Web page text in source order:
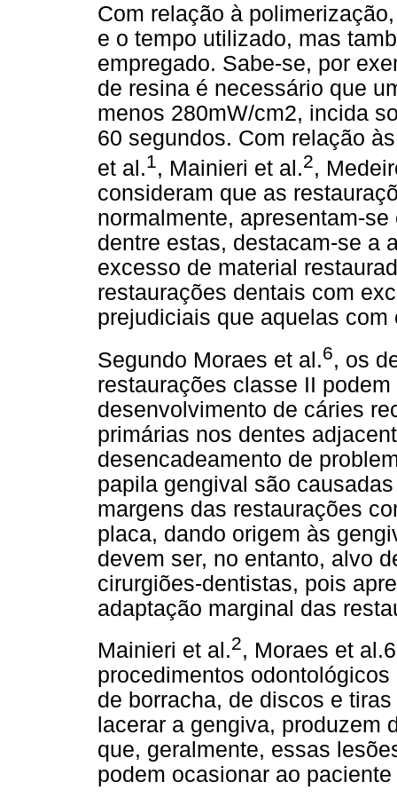
Com relação à
e o tempo utilizado, mas
empregado. Sabe-se, por
de resina é necessário que
menos 280mW/cm2, incida
60 segundos. Com relação
et al.1, Mainieri et al.2,
consideram que as
normalmente, apresentam-
dentre estas, destacam-se a
excesso de material
restaurações dentais com
prejudiciais que aquelas
Segundo Moraes et al.6, os
restaurações classe II
desenvolvimento de cáries
primárias nos dentes
desencadeamento de
papila gengival são
margens das restaurações
placa, dando origem às
devem ser, no entanto, alvo
cirurgiões-dentistas, pois
adaptação marginal das
Mainieri et al.2, Moraes et
procedimentos
de borracha, de discos e
lacerar a gengiva, produzem
que, geralmente, essas
podem ocasionar ao